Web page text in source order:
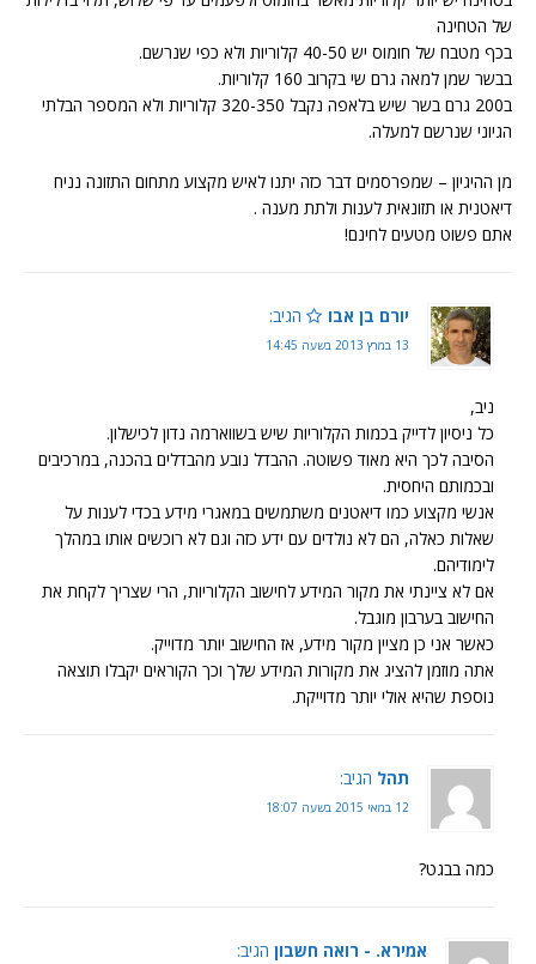
של הטחינה
בכף מטבח של חומוס יש 40-50 קלוריות ולא כפי שנרשם.
בבשר שמן למאה גרם שי בקרוב 160 קלוריות.
ב200 גרם בשר שיש בלאפה נקבל 320-350 קלוריות ולא המספר הבלתי
הגיוני שנרשם למעלה.
מן ההיגיון – שמפרסמים דבר כזה יתנו לאיש מקצוע מתחום התזונה נניח
דיאטנית או תזונאית לענות ולתת מענה .
אתם פשוט מטעים לחינם!
יורם בן אבו הגיב:
13 במרץ 2013 בשעה 14:45
ניב,
כל ניסיון לדייק בכמות הקלוריות שיש בשווארמה נדון לכישלון.
הסיבה לכך היא מאוד פשוטה. ההבדל נובע מהבדלים בהכנה, במרכיבים
ובכמותם היחסית.
אנשי מקצוע כמו דיאטנים משתמשים במאגרי מידע בכדי לענות על
שאלות כאלה, הם לא נולדים עם ידע כזה וגם לא רוכשים אותו במהלך
לימודיהם.
אם לא ציינתי את מקור המידע לחישוב הקלוריות, הרי שצריך לקחת את
החישוב בערבון מוגבל.
כאשר אני כן מציין מקור מידע, אז החישוב יותר מדוייק.
אתה מוזמן להציג את מקורות המידע שלך וכך הקוראים יקבלו תוצאה
נוספת שהיא אולי יותר מדוייקת.
תהל הגיב:
12 במאי 2015 בשעה 18:07
כמה בבגט?
אמירא. - רואה חשבון הגיב: